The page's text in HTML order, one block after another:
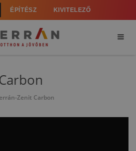
ÉPÍTÉSZ KIVITELEZŐ
Zenit Carbon